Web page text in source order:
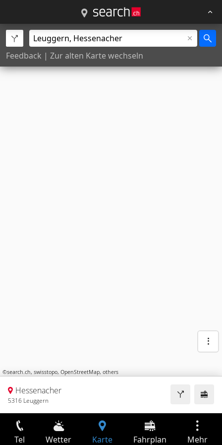
Feedback | Zur alten Karte wechseln
©search.ch, swisstopo, OpenStreetMap, others
Hessenacher
5316 Leuggern
Tel Wetter Karte Fahrplan Mehr